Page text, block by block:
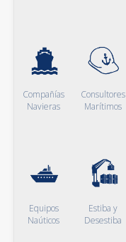
Compañías
Navieras
Consultores
Marítimos
Equipos
Naúticos
Estiba y
Desestiba